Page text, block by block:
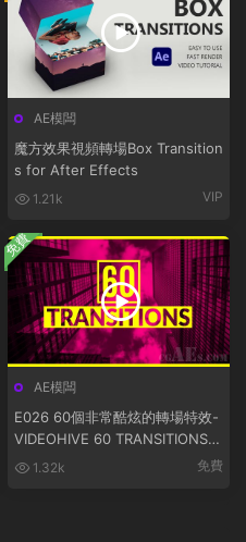
AE模闆
魔方效果視頻轉場Box Transition
s for After Effects
1.21k VIP
AE模闆
E026 60個非常酷炫的轉場特效-
VIDEOHIVE 60 TRANSITIONS 2
0545207
1.32k 免費
免費